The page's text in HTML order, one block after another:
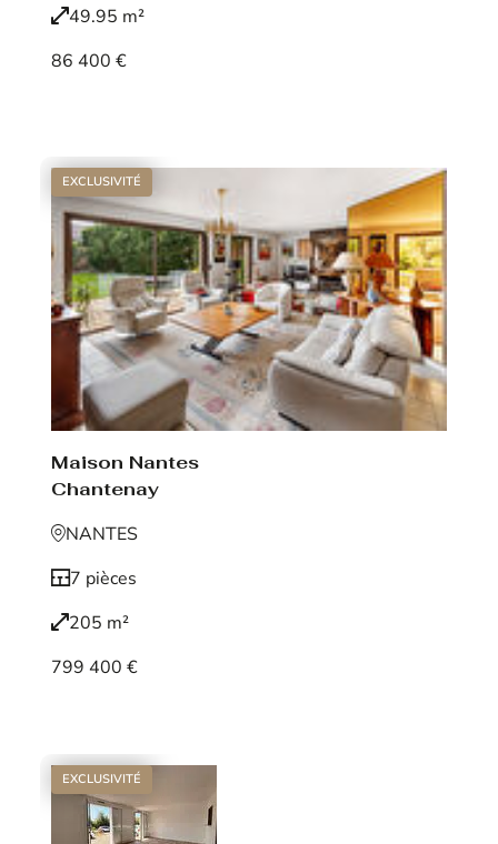
49.95 m²
86 400 €
EXCLUSIVITÉ
Maison Nantes
Chantenay
NANTES
7 pièces
205 m²
799 400 €
EXCLUSIVITÉ